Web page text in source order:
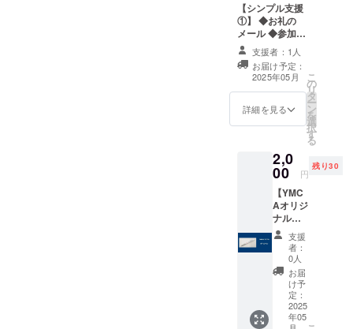
【シンプル支援
①】 ◆お礼の
メール ◆参加者
の感想等を掲載
した報告書の送
付（メール）
支援者：1人
お届け予定：
2025年05月
詳細を見る
こ
の
リ
タ
ー
ン
を
選
択
す
る
2,0
00 円
残り30
【YMC
Aオリジ
ナル
ボール
ペン】
◆お礼
のメー
ル ◆参
加者の
感想等
を掲載
支援
者：
0人
お届
け予
定：
2025
年05